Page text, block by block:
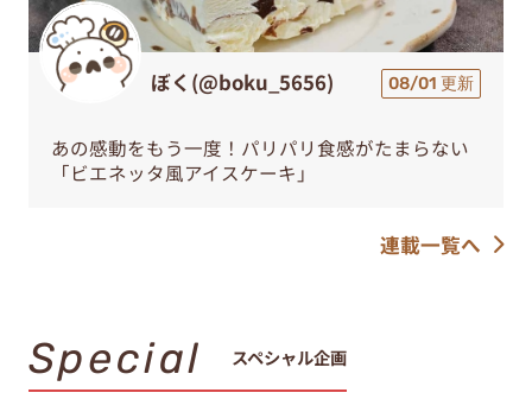
ぼく(@boku_5656) 08/01 更新
あの感動をもう一度！パリパリ食感がたまらない
「ビエネッタ風アイスケーキ」
連載一覧へ
Special スペシャル企画